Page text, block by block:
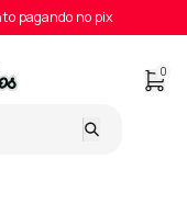
pagando no pix
0